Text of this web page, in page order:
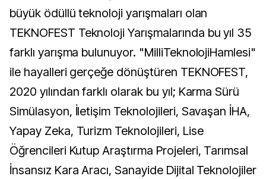
büyük ödüllü teknoloji yarışmaları olan
TEKNOFEST Teknoloji Yarışmalarında bu yıl 35
farklı yarışma bulunuyor. "MilliTeknolojiHamlesi"
ile hayalleri gerçeğe dönüştüren TEKNOFEST,
2020 yılından farklı olarak bu yıl; Karma Sürü
Simülasyon, İletişim Teknolojileri, Savaşan İHA,
Yapay Zeka, Turizm Teknolojileri, Lise
Öğrencileri Kutup Araştırma Projeleri, Tarımsal
İnsansız Kara Aracı, Sanayide Dijital Teknolojiler